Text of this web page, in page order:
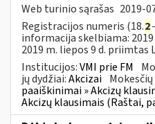
Web turinio sąrašas 2019-
Registracijos numeris (18.2
informacija skelbiama:
2019 m. liepos 9 d. priimtas
Institucijos:VMI prie FM
jų dydžiai:Akcizai
paaiškinimai » Akcizų
Akcizų klausimais (Raštai,